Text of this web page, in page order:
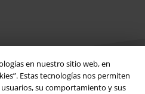
en nuestro sitio web, en
Estas tecnologías nos permiten
su comportamiento y sus